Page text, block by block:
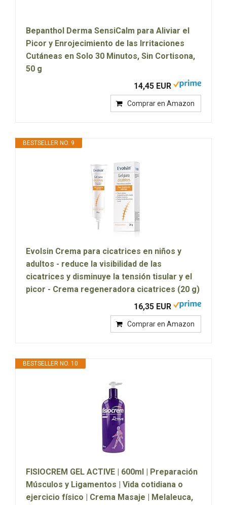
Bepanthol Derma SensiCalm para Aliviar el
Picor y Enrojecimiento de las Irritaciones
Cutáneas en Solo 30 Minutos, Sin Cortisona,
50 g
14,45 EUR
Comprar en Amazon
BESTSELLER NO. 9
Evolsin Crema para cicatrices en niños y
adultos - reduce la visibilidad de las
cicatrices y disminuye la tensión tisular y el
picor - Crema regeneradora cicatrices (20 g)
16,35 EUR
Comprar en Amazon
BESTSELLER NO. 10
FISIOCREM GEL ACTIVE | 600ml | Preparación
Músculos y Ligamentos | Vida cotidiana o
ejercicio físico | Crema Masaje | Melaleuca,